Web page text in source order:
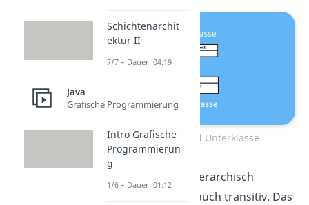
Oberklasse und Unterklasse
hierarchisch
geordnet ist, ist sie auch transitiv. Das
Schichtenarchit
ektur II
7/7 – Dauer: 04:19
Java
Grafische Programmierung
Intro Grafische
Programmierun
g
1/6 – Dauer: 01:12